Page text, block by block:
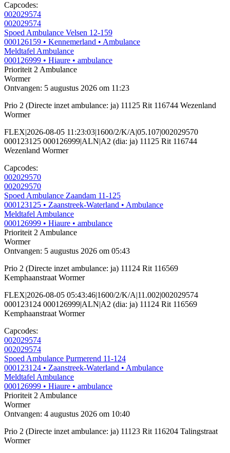
Capcodes:
002029574
002029574
Spoed Ambulance Velsen 12-159
000126159 • Kennemerland • Ambulance
Meldtafel Ambulance
000126999 • Hiaure • ambulance
Prioriteit 2Ambulance
Wormer
Ontvangen: 5 augustus 2026 om 11:23
Prio 2 (Directe inzet ambulance: ja) 11125 Rit 116744 Wezenland
Wormer
FLEX|2026-08-05 11:23:03|1600/2/K/A|05.107|002029570
000123125 000126999|ALN|A2 (dia: ja) 11125 Rit 116744
Wezenland Wormer
Capcodes:
002029570
002029570
Spoed Ambulance Zaandam 11-125
000123125 • Zaanstreek-Waterland • Ambulance
Meldtafel Ambulance
000126999 • Hiaure • ambulance
Prioriteit 2Ambulance
Wormer
Ontvangen: 5 augustus 2026 om 05:43
Prio 2 (Directe inzet ambulance: ja) 11124 Rit 116569
Kemphaanstraat Wormer
FLEX|2026-08-05 05:43:46|1600/2/K/A|11.002|002029574
000123124 000126999|ALN|A2 (dia: ja) 11124 Rit 116569
Kemphaanstraat Wormer
Capcodes:
002029574
002029574
Spoed Ambulance Purmerend 11-124
000123124 • Zaanstreek-Waterland • Ambulance
Meldtafel Ambulance
000126999 • Hiaure • ambulance
Prioriteit 2Ambulance
Wormer
Ontvangen: 4 augustus 2026 om 10:40
Prio 2 (Directe inzet ambulance: ja) 11123 Rit 116204 Talingstraat
Wormer